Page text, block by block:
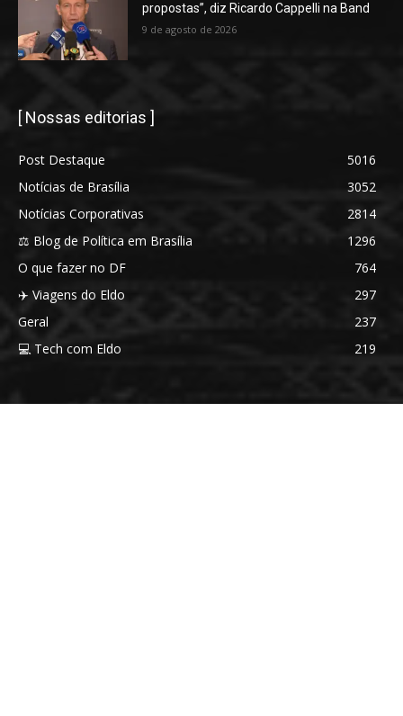
propostas”, diz Ricardo Cappelli na Band
9 de agosto de 2026
[ Nossas editorias ]
Post Destaque
5016
Notícias de Brasília
3052
Notícias Corporativas
2814
⚖️ Blog de Política em Brasília
1296
O que fazer no DF
764
✈️ Viagens do Eldo
297
Geral
237
💻 Tech com Eldo
219